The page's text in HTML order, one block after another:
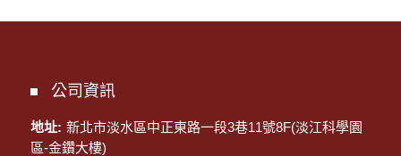
公司資訊
地址: 新北市淡水區中正東路一段3巷11號8F(淡江科學園
區-金鑽大樓)